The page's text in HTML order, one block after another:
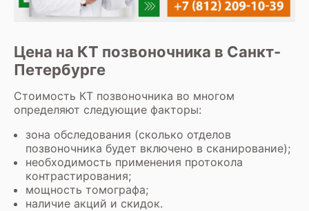
Цена на КТ позвоночника в Санкт-
Петербурге
Стоимость КТ позвоночника во многом
определяют следующие факторы:
зона обследования (сколько отделов
позвоночника будет включено в сканирование);
необходимость применения протокола
контрастирования;
мощность томографа;
наличие акций и скидок.